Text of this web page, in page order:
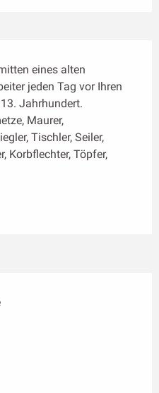
eines alten
jeden Tag vor Ihren
Jahrhundert.
Maurer,
Tischler, Seiler,
Korbflechter, Töpfer,